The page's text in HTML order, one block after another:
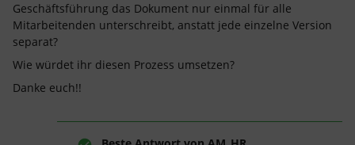
Geschäftsführung das Dokument nur einmal für alle
Mitarbeitenden unterschreibt, anstatt jede einzelne Version
separat?
Wie würdet ihr diesen Prozess umsetzen?
Danke euch!!